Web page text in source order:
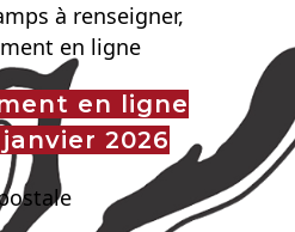
à renseigner,
en ligne
en ligne
2026